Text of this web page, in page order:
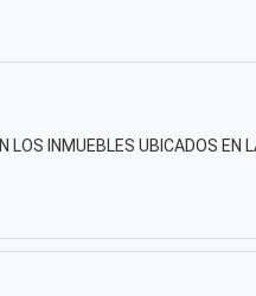
INMUEBLES UBICADOS EN